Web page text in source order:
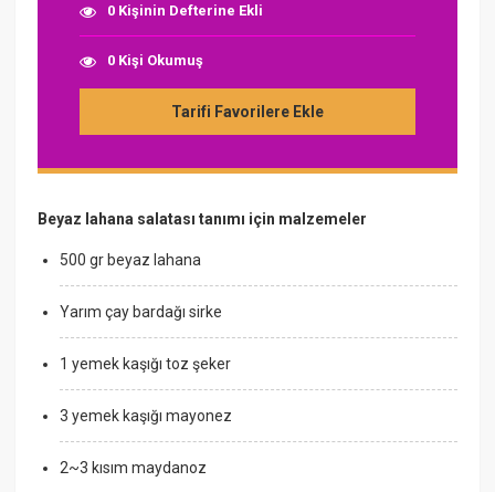
0 Kişinin Defterine Ekli
0 Kişi Okumuş
Tarifi Favorilere Ekle
Beyaz lahana salatası tanımı için malzemeler
500 gr beyaz lahana
Yarım çay bardağı sirke
1 yemek kaşığı toz şeker
3 yemek kaşığı mayonez
2~3 kısım maydanoz